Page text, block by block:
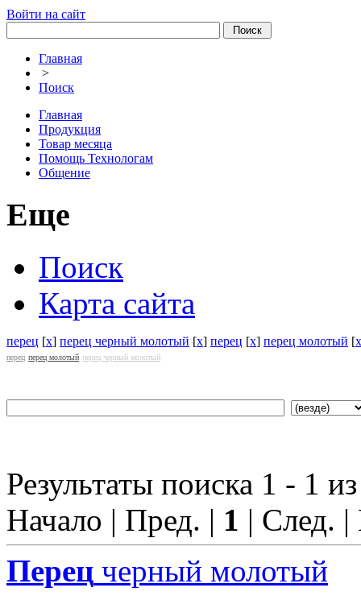
Войти на сайт
Главная
>
Поиск
Главная
Продукция
Товар месяца
Помощь Технологам
Общение
Еще
Поиск
Карта сайта
перец [x] перец черный молотый [x] перец [x] перец молотый [x
перец перец молотый перец черный молотый
Результаты поиска 1 - 1
Начало | Пред. | 1 | След.
Перец черный молотый